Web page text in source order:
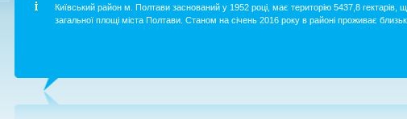
Київський район м. Полтави заснований у 1952 році, має територію 5437,8 гектарів,
загальної площі міста Полтави. Станом на січень 2016 року в районі проживає